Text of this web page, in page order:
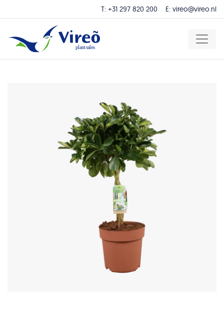
T: +31 297 820 200 E: vireo@vireo.nl